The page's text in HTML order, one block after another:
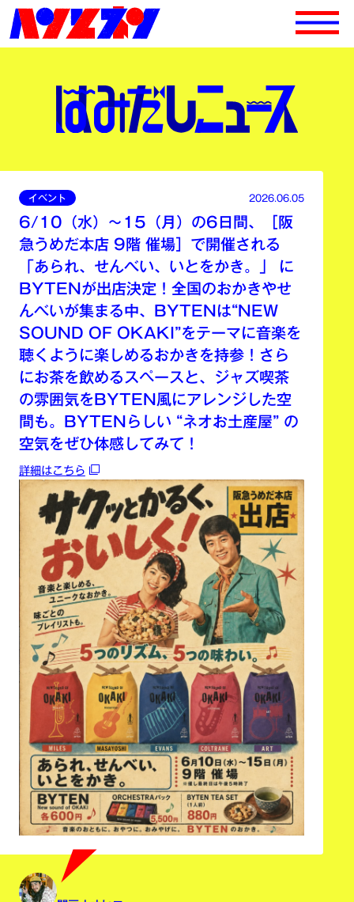
イベント 2026.06.05
6/10（水）～15（月）の6日間、［阪
急うめだ本店 9階 催場］で開催される
「あられ、せんべい、いとをかき。」 に
BYTENが出店決定！全国のおかきやせ
んべいが集まる中、BYTENは“NEW
SOUND OF OKAKI”をテーマに音楽を
聴くように楽しめるおかきを持参！さら
にお茶を飲めるスペースと、ジャズ喫茶
の雰囲気をBYTEN風にアレンジした空
間も。BYTENらしい “ネオお土産屋” の
空気をぜひ体感してみて！
詳細はこちら